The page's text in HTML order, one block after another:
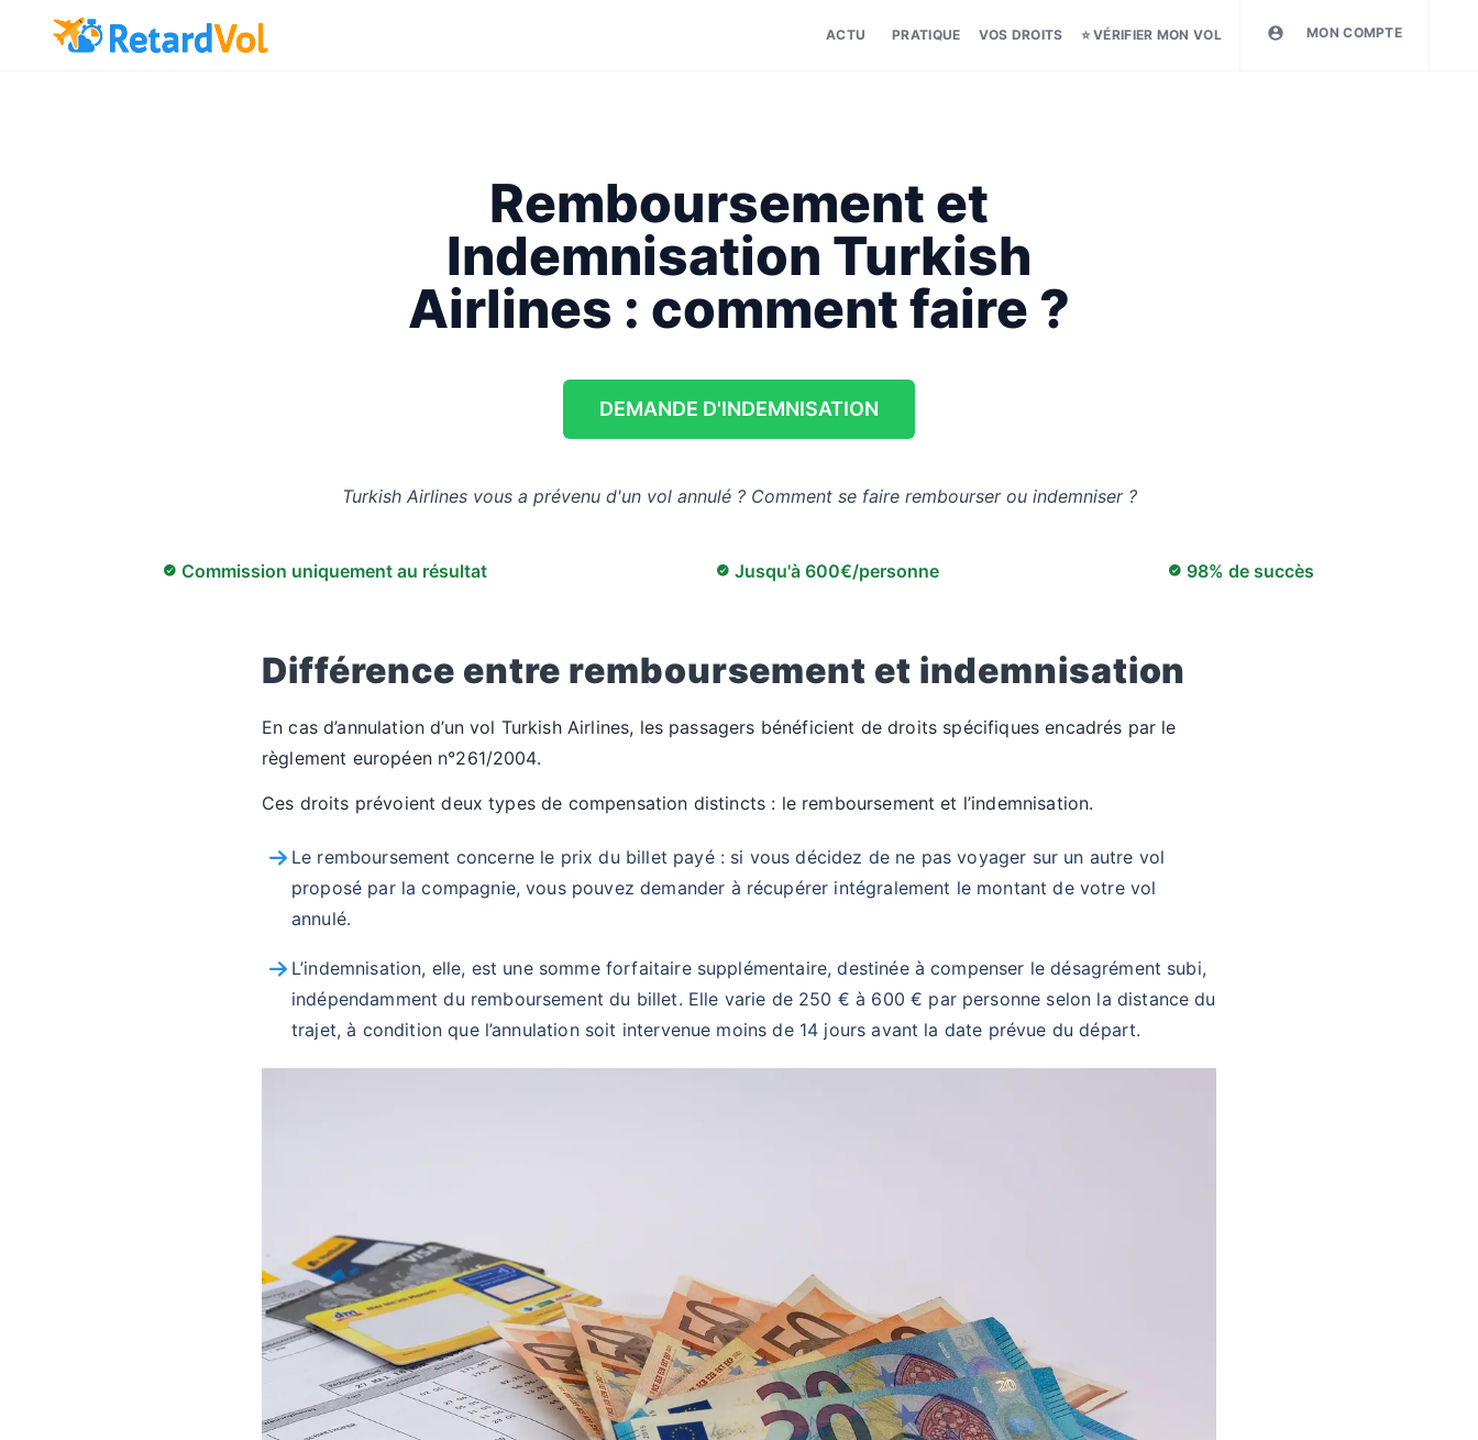
ACTU PRATIQUE VOS DROITS ⭐ VÉRIFIER MON VOL MON COMPTE
Remboursement et
Indemnisation Turkish
Airlines : comment faire ?
DEMANDE D'INDEMNISATION
Turkish Airlines vous a prévenu d'un vol annulé ? Comment se faire rembourser ou indemniser ?
Commission uniquement au résultat Jusqu'à 600€/personne 98% de succès
Différence entre remboursement et indemnisation
En cas d’annulation d’un vol Turkish Airlines, les passagers bénéficient de droits spécifiques encadrés par le
règlement européen n°261/2004.
Ces droits prévoient deux types de compensation distincts : le remboursement et l’indemnisation.
Le remboursement concerne le prix du billet payé : si vous décidez de ne pas voyager sur un autre vol
proposé par la compagnie, vous pouvez demander à récupérer intégralement le montant de votre vol
annulé.
L’indemnisation, elle, est une somme forfaitaire supplémentaire, destinée à compenser le désagrément subi,
indépendamment du remboursement du billet. Elle varie de 250 € à 600 € par personne selon la distance du
trajet, à condition que l’annulation soit intervenue moins de 14 jours avant la date prévue du départ.